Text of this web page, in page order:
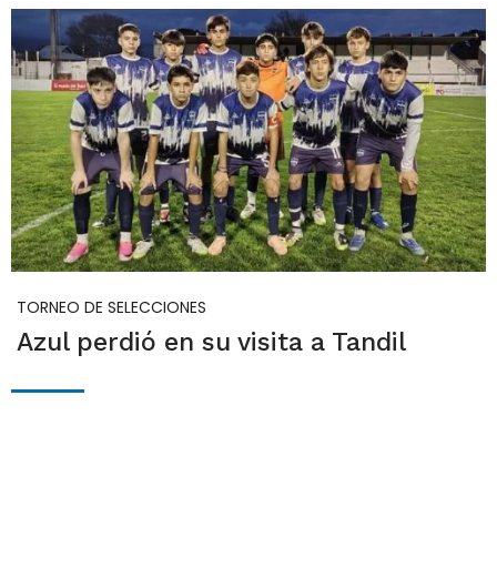
TORNEO DE SELECCIONES
Azul perdió en su visita a Tandil